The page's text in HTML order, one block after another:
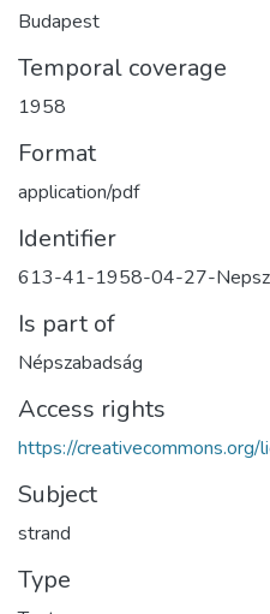
Budapest
Temporal coverage
1958
Format
application/pdf
Identifier
613-41-1958-04-27-
Is part of
Népszabadság
Access rights
https://
Subject
strand
Type